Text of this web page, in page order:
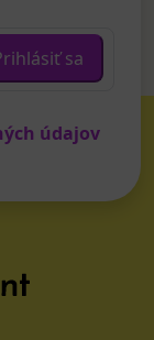
sa
údajov